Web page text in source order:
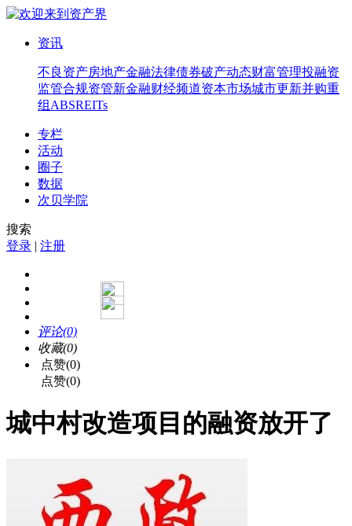
资讯
不良资产房地产金融法律债券破产动态财富管理投融资
监管合规资管新金融财经频道资本市场城市更新并购重
组 ABSREITs
专栏
活动
圈子
数据
次贝学院
搜索
登录 | 注册
评论(0)
收藏(0)
点赞(0)
点赞(0)
城中村改造项目的融资放开了